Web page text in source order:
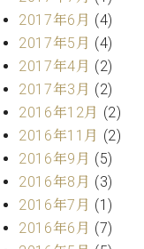
ル
W.
ホ
フ
マ
ン
ト
ラ
デ
ィ
シ
子
・
術
営
業
セ
ン
タ
ー
ス
2017年6月 (4)
2017年5月 (4)
2017年4月 (2)
2017年3月 (2)
2016年12月 (2)
2016年11月 (2)
2016年9月 (5)
2016年8月 (3)
2016年7月 (1)
2016年6月 (7)